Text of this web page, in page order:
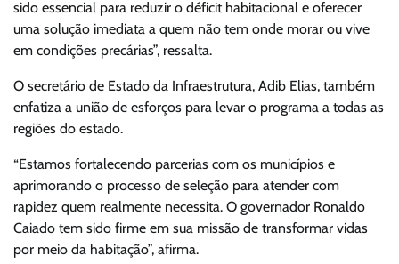
sido essencial para reduzir o déficit habitacional e oferecer
uma solução imediata a quem não tem onde morar ou vive
em condições precárias”, ressalta.
O secretário de Estado da Infraestrutura, Adib Elias, também
enfatiza a união de esforços para levar o programa a todas as
regiões do estado.
“Estamos fortalecendo parcerias com os municípios e
aprimorando o processo de seleção para atender com
rapidez quem realmente necessita. O governador Ronaldo
Caiado tem sido firme em sua missão de transformar vidas
por meio da habitação”, afirma.